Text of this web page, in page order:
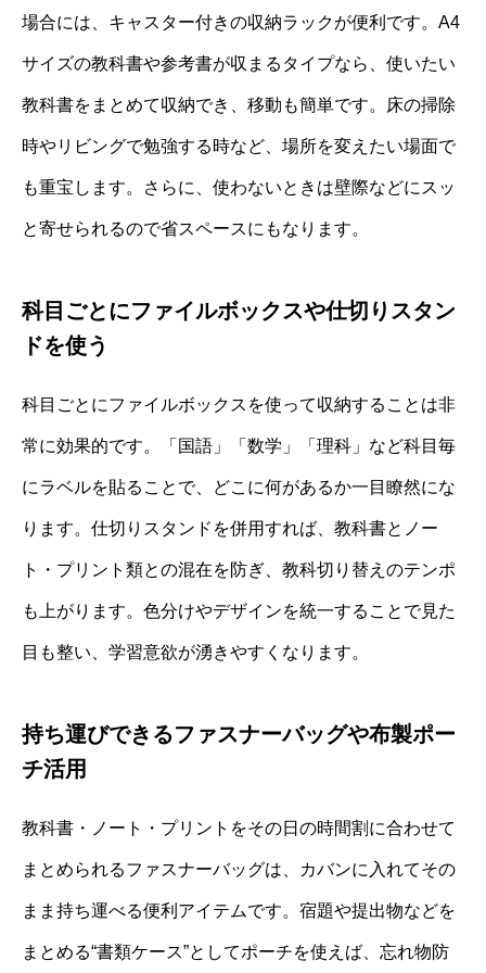
場合には、キャスター付きの収納ラックが便利です。A4
サイズの教科書や参考書が収まるタイプなら、使いたい
教科書をまとめて収納でき、移動も簡単です。床の掃除
時やリビングで勉強する時など、場所を変えたい場面で
も重宝します。さらに、使わないときは壁際などにスッ
と寄せられるので省スペースにもなります。
科目ごとにファイルボックスや仕切りスタン
ドを使う
科目ごとにファイルボックスを使って収納することは非
常に効果的です。「国語」「数学」「理科」など科目毎
にラベルを貼ることで、どこに何があるか一目瞭然にな
ります。仕切りスタンドを併用すれば、教科書とノー
ト・プリント類との混在を防ぎ、教科切り替えのテンポ
も上がります。色分けやデザインを統一することで見た
目も整い、学習意欲が湧きやすくなります。
持ち運びできるファスナーバッグや布製ポー
チ活用
教科書・ノート・プリントをその日の時間割に合わせて
まとめられるファスナーバッグは、カバンに入れてその
まま持ち運べる便利アイテムです。宿題や提出物などを
まとめる“書類ケース”としてポーチを使えば、忘れ物防